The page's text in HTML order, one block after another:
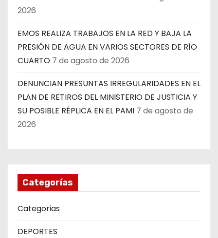
2026
EMOS REALIZA TRABAJOS EN LA RED Y BAJA LA
PRESIÓN DE AGUA EN VARIOS SECTORES DE RÍO
CUARTO 7 de agosto de 2026
DENUNCIAN PRESUNTAS IRREGULARIDADES EN EL
PLAN DE RETIROS DEL MINISTERIO DE JUSTICIA Y
SU POSIBLE RÉPLICA EN EL PAMI 7 de agosto de
2026
Categorías
Categorias
DEPORTES